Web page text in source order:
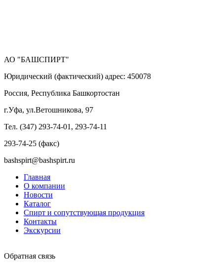
АО "БАШСПИРТ"
Юридический (фактический) адрес: 450078
Россия, Республика Башкортостан
г.Уфа, ул.Ветошникова, 97
Тел. (347) 293-74-01, 293-74-11
293-74-25 (факс)
bashspirt@bashspirt.ru
Главная
О компании
Новости
Каталог
Спирт и сопутствующая продукция
Контакты
Экскурсии
Обратная связь